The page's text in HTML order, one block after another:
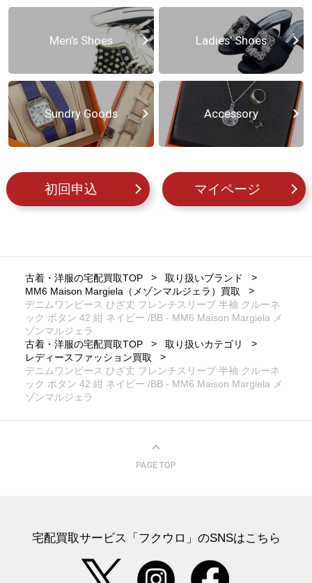
Men’s Shoes Ladies’ Shoes
Sundry Goods Accessory
初回申込 マイページ
古着・洋服の宅配買取TOP
取り扱いブランド
MM6 Maison Margiela（メゾンマルジェラ）買取
デニムワンピース ひざ丈 フレンチスリーブ 半袖 クルーネ
ック ボタン 42 紺 ネイビー /BB - MM6 Maison Margiela メ
ゾンマルジェラ
古着・洋服の宅配買取TOP
取り扱いカテゴリ
レディースファッション買取
デニムワンピース ひざ丈 フレンチスリーブ 半袖 クルーネ
ック ボタン 42 紺 ネイビー /BB - MM6 Maison Margiela メ
ゾンマルジェラ
宅配買取サービス「フクウロ」のSNSはこちら